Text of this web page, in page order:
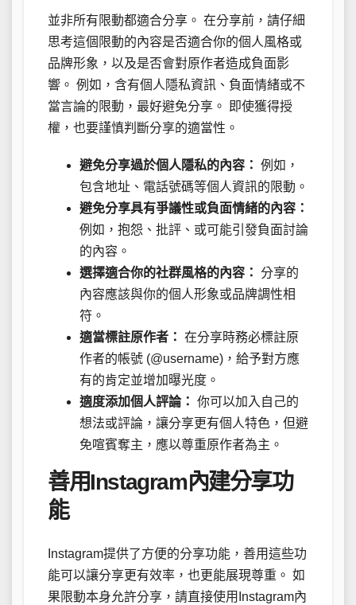
並非所有限動都適合分享。 在分享前，請仔細
思考這個限動的內容是否適合你的個人風格或
品牌形象，以及是否會對原作者造成負面影
響。 例如，含有個人隱私資訊、負面情緒或不
當言論的限動，最好避免分享。 即使獲得授
權，也要謹慎判斷分享的適當性。
避免分享過於個人隱私的內容： 例如，
包含地址、電話號碼等個人資訊的限動。
避免分享具有爭議性或負面情緒的內容：
例如，抱怨、批評、或可能引發負面討論
的內容。
選擇適合你的社群風格的內容： 分享的
內容應該與你的個人形象或品牌調性相
符。
適當標註原作者： 在分享時務必標註原
作者的帳號 (@username)，給予對方應
有的肯定並增加曝光度。
適度添加個人評論： 你可以加入自己的
想法或評論，讓分享更有個人特色，但避
免喧賓奪主，應以尊重原作者為主。
善用Instagram內建分享功
能
Instagram提供了方便的分享功能，善用這些功
能可以讓分享更有效率，也更能展現尊重。 如
果限動本身允許分享，請直接使用Instagram內